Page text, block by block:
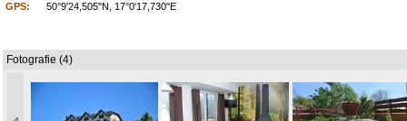
GPS:
50°9'24,505"N, 17°0'17,730"E
Fotografie (4)